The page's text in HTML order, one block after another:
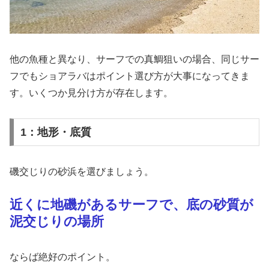
他の魚種と異なり、サーフでの真鯛狙いの場合、同じサー
フでもショアラバはポイント選び方が大事になってきま
す。いくつか見分け方が存在します。
1：地形・底質
磯交じりの砂浜を選びましょう。
近くに地磯があるサーフで、底の砂質が
泥交じりの場所
ならば絶好のポイント。